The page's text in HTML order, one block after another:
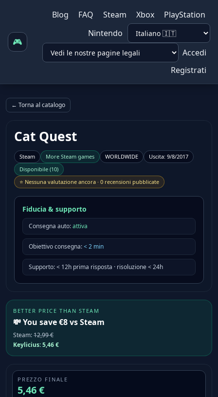
🎮
Blog FAQ Steam Xbox
PlayStation
Nintendo
Accedi
Registrati
← Torna al catalogo
Cat Quest
Steam More Steam games WORLDWIDE Uscita: 9/8/2017
Disponibile (10)
⭐ Nessuna valutazione ancora · 0 recensioni pubblicate
Fiducia & supporto
Consegna auto:attiva
Obiettivo consegna:<2 min
Supporto:< 12h prima risposta · risoluzione < 24h
BETTER PRICE THAN STEAM
💸 You save €8 vs Steam
Steam:12,99 €
Keylicius:5,46 €
PREZZO FINALE
5,46 €